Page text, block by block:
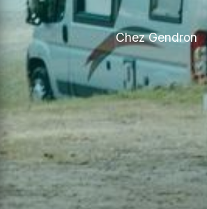
Chez Gendron